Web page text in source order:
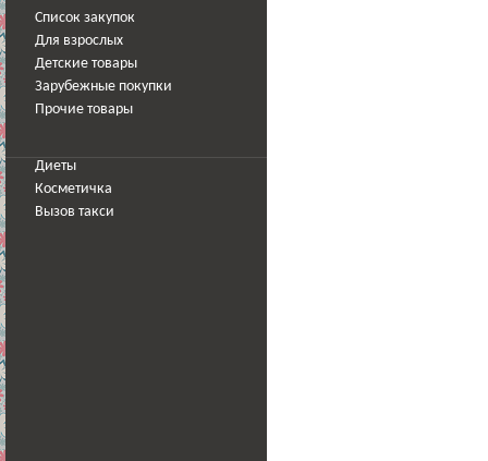
Список закупок
Для взрослых
Детские товары
Зарубежные покупки
Прочие товары
Диеты
Косметичка
Вызов такси